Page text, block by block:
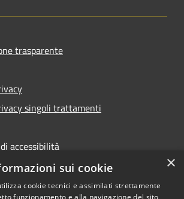
trasparente
singoli trattamenti
accessibilità
×
sui cookie
cookie tecnici e assimilati strettamente
funzionamento e alla navigazione del sito,